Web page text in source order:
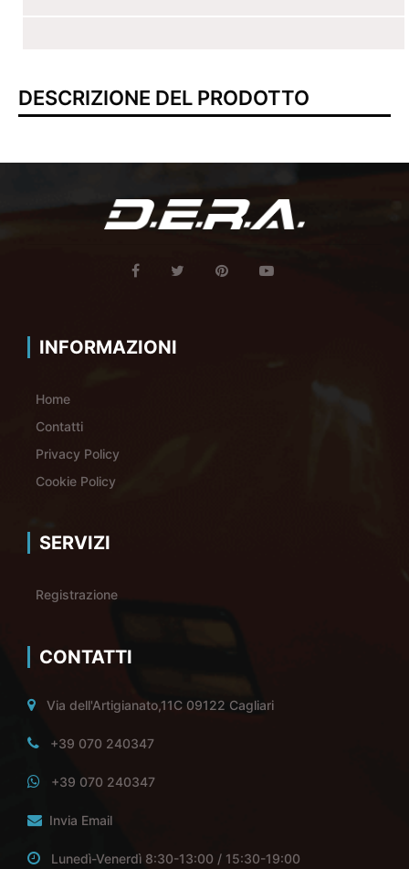
DESCRIZIONE DEL PRODOTTO
INFORMAZIONI
Home
Contatti
Privacy Policy
Cookie Policy
SERVIZI
Registrazione
CONTATTI
Via dell'Artigianato,11C 09122 Cagliari
+39 070 240347
+39 070 240347
Invia Email
Lunedì-Venerdì 8:30-13:00 / 15:30-19:00